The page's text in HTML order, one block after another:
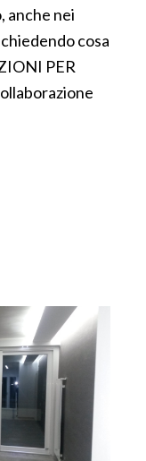
anche nei
cosa
PER